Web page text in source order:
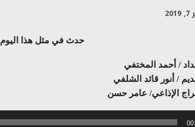
حدث في مثل هذا اليوم 07 من سبتمبر- ايلول
/ أحمد المختفي
/ أنور قائد الشلفي
الإذاعي/ عامر حسن